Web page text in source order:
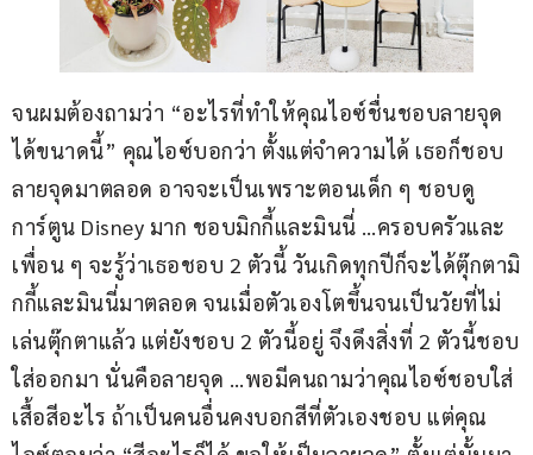
จนผมต้องถามว่า “อะไรที่ทำให้คุณไอซ์ชื่นชอบลายจุด
ได้ขนาดนี้” คุณไอซ์บอกว่า ตั้งแต่จำความได้ เธอก็ชอบ
ลายจุดมาตลอด อาจจะเป็นเพราะตอนเด็ก ๆ ชอบดู
การ์ตูน Disney มาก ชอบมิกกี้และมินนี่ …ครอบครัวและ
เพื่อน ๆ จะรู้ว่าเธอชอบ 2 ตัวนี้ วันเกิดทุกปีก็จะได้ตุ๊กตามิ
กกี้และมินนี่มาตลอด จนเมื่อตัวเองโตขึ้นจนเป็นวัยที่ไม่
เล่นตุ๊กตาแล้ว แต่ยังชอบ 2 ตัวนี้อยู่ จึงดึงสิ่งที่ 2 ตัวนี้ชอบ
ใส่ออกมา นั่นคือลายจุด …พอมีคนถามว่าคุณไอซ์ชอบใส่
เสื้อสีอะไร ถ้าเป็นคนอื่นคงบอกสีที่ตัวเองชอบ แต่คุณ